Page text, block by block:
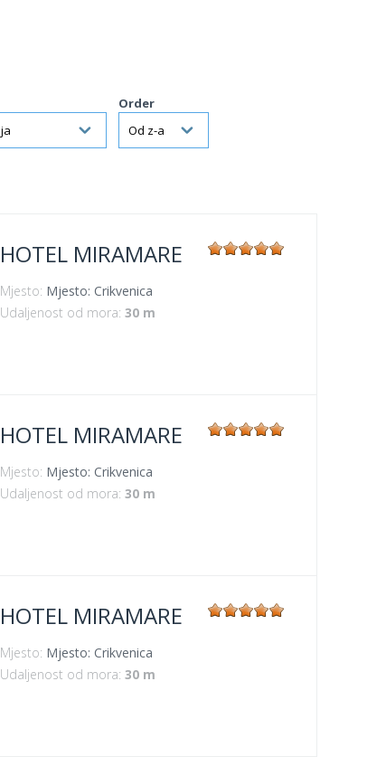
Order
HOTEL MIRAMARE
Mjesto: Mjesto: Crikvenica
Udaljenost od mora: 30 m
HOTEL MIRAMARE
Mjesto: Mjesto: Crikvenica
Udaljenost od mora: 30 m
HOTEL MIRAMARE
Mjesto: Mjesto: Crikvenica
Udaljenost od mora: 30 m